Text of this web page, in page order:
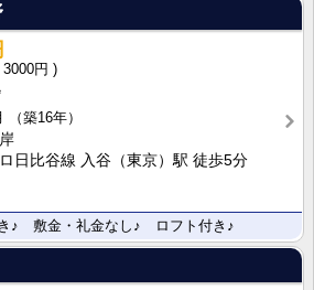
3000円
（築16年）
日比谷線 入谷（東京）駅 徒歩5分
き♪ 敷金・礼金なし♪ ロフト付き♪